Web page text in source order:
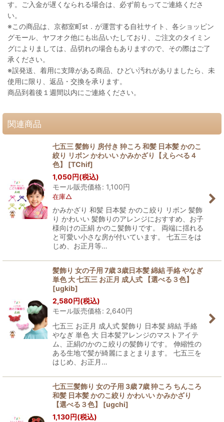
す。ご入金が遅くなられる場合は、必ず前もってご連絡くださ
い。
※この商品は、京都室町st．が運営する自社サイト、各ショッピン
グモール、ヤフオク他にも出品いたしており、ご注文のタイミン
グによりましては、品切れの場合もありますので、その際はご了
承ください。
※誤発送、着用に支障がある商品、ひどい汚れがありましたら、未
使用に限り、返品・交換を承ります。
商品到着後１週間以内にご連絡ください。
関連商品
七五三 髪飾り 房付き 狆ころ 和髪 日本髪 かのこ
絞り リボン かわいい かみかざり【えらべる４
色】
[TChif]
1,050円(税込)
モール販売価格: 1,100円
在庫△
かみかざり 和髪 日本髪 かのこ絞り リボン 髪飾
り かわいい 髪飾りのアレンジにおすすめ、お子
様向けの正絹 かのこ髪飾りです。 両端に揺れる
と可愛い小さな房が付いています。 七五三をは
じめ、お正月等…
髪飾り 女の子用 7歳 3歳日本髪 綿結 手絡 やなぎ
単色 大 七五三 お正月 成人式 【選べる３色】
[ugkib]
2,580円(税込)
モール販売価格: 2,640円
七五三 お正月 成人式 髪飾り 日本髪 綿結 手絡
やなぎ 単色 大 日本髪アレンジのマストアイテ
ム、正絹のかのこ絞りの髪飾りです。 伸縮性の
ある生地で髪が綺麗にまとまります。 七五三を
はじめ、お正月…
七五三髪飾り 女の子用 3歳 7歳 狆ころ ちんころ
和髪 日本髪 かのこ絞り かわいい かみかざり
【選べる３色】
[ugchi]
1,130円(税込)